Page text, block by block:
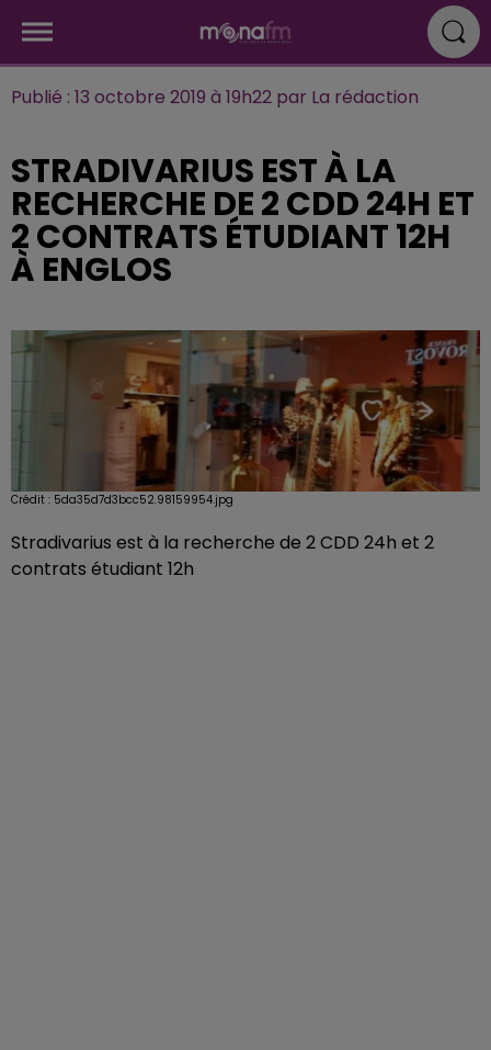
Publié : 13 octobre 2019 à 19h22 par La rédaction
STRADIVARIUS EST À LA
RECHERCHE DE 2 CDD 24H ET
2 CONTRATS ÉTUDIANT 12H
À ENGLOS
Crédit : 5da35d7d3bcc52.98159954.jpg
Stradivarius est à la recherche de 2 CDD 24h et 2
contrats étudiant 12h